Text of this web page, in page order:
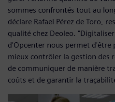
sommes confrontés tout au
déclare Rafael Pérez de Toro,
qualité chez Deoleo.
d'Opcenter nous permet d'être
mieux contrôler la gestion des
de communiquer de manière
coûts et de garantir la